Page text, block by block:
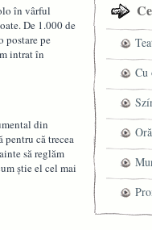
în vârful
De 1.000 de
postare pe
intrat în
din
pentru că trecea
să reglăm
știe el cel mai
Cu